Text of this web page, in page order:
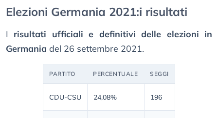
Elezioni Germania 2021:i risultati
I risultati ufficiali e definitivi delle elezioni in
Germania del 26 settembre 2021.
PARTITO PERCENTUALE SEGGI
CDU-CSU 24,08% 196